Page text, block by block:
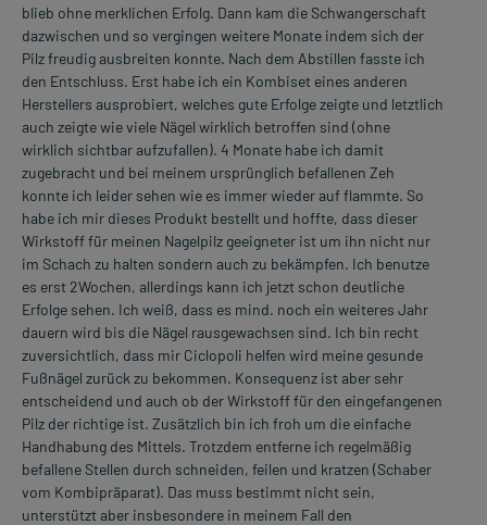
blieb ohne merklichen Erfolg. Dann kam die Schwangerschaft
dazwischen und so vergingen weitere Monate indem sich der
Pilz freudig ausbreiten konnte. Nach dem Abstillen fasste ich
den Entschluss. Erst habe ich ein Kombiset eines anderen
Herstellers ausprobiert, welches gute Erfolge zeigte und letztlich
auch zeigte wie viele Nägel wirklich betroffen sind (ohne
wirklich sichtbar aufzufallen). 4 Monate habe ich damit
zugebracht und bei meinem ursprünglich befallenen Zeh
konnte ich leider sehen wie es immer wieder auf flammte. So
habe ich mir dieses Produkt bestellt und hoffte, dass dieser
Wirkstoff für meinen Nagelpilz geeigneter ist um ihn nicht nur
im Schach zu halten sondern auch zu bekämpfen. Ich benutze
es erst 2Wochen, allerdings kann ich jetzt schon deutliche
Erfolge sehen. Ich weiß, dass es mind. noch ein weiteres Jahr
dauern wird bis die Nägel rausgewachsen sind. Ich bin recht
zuversichtlich, dass mir Ciclopoli helfen wird meine gesunde
Fußnägel zurück zu bekommen. Konsequenz ist aber sehr
entscheidend und auch ob der Wirkstoff für den eingefangenen
Pilz der richtige ist. Zusätzlich bin ich froh um die einfache
Handhabung des Mittels. Trotzdem entferne ich regelmäßig
befallene Stellen durch schneiden, feilen und kratzen (Schaber
vom Kombipräparat). Das muss bestimmt nicht sein,
unterstützt aber insbesondere in meinem Fall den